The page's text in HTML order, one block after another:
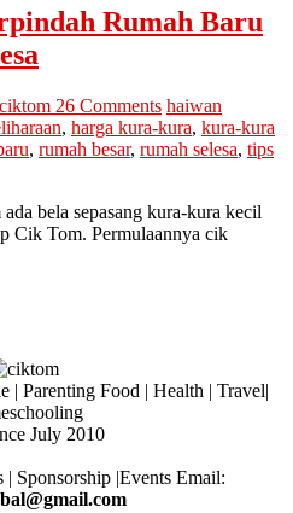
Rumah Baru
ciktom 26 Comments haiwan
, harga kura-kura, kura-kura
, rumah besar, rumah selesa, tips
bela sepasang kura-kura kecil
Cik Tom. Permulaannya cik
| Parenting Food | Health | Travel|
July 2010
Sponsorship |Events Email: